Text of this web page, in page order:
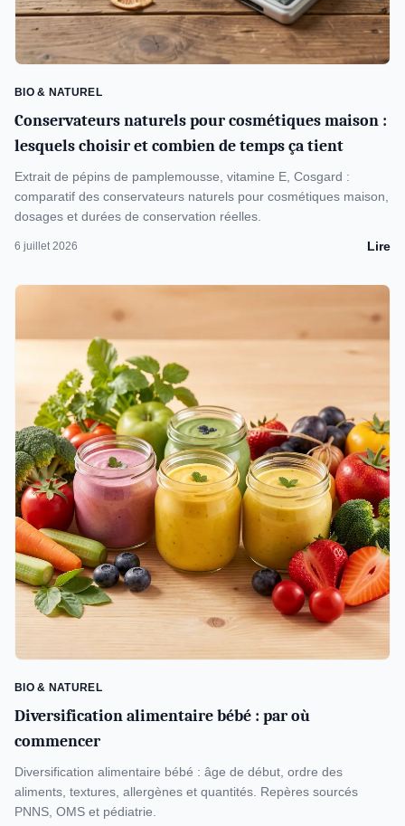
BIO & NATUREL
Conservateurs naturels pour cosmétiques maison :
lesquels choisir et combien de temps ça tient
Extrait de pépins de pamplemousse, vitamine E, Cosgard :
comparatif des conservateurs naturels pour cosmétiques maison,
dosages et durées de conservation réelles.
6 juillet 2026 Lire
BIO & NATUREL
Diversification alimentaire bébé : par où
commencer
Diversification alimentaire bébé : âge de début, ordre des
aliments, textures, allergènes et quantités. Repères sourcés
PNNS, OMS et pédiatrie.